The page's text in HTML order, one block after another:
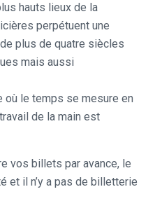
hauts lieux de la
perpétuent une
plus de quatre siècles
mais aussi
où le temps se mesure en
de la main est
vos billets par avance, le
et il n’y a pas de billetterie